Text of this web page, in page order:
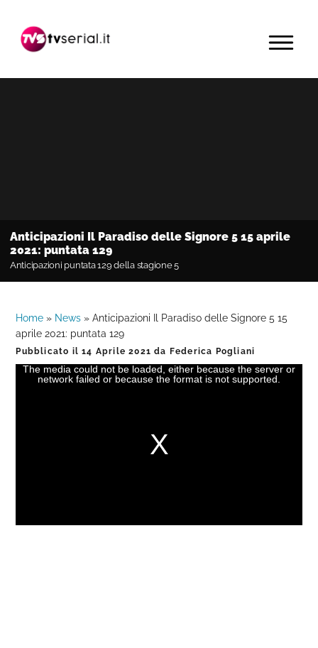
navigazione
contenuto
barra
primaria
MENU
Anticipazioni Il Paradiso delle Signore 5 15 aprile
2021: puntata 129
Anticipazioni puntata 129 della stagione 5
Home » News »Anticipazioni Il Paradiso delle Signore 5 15
aprile 2021: puntata 129
Pubblicato il14 Aprile 2021 da Federica Pogliani
The media could not be loaded, either because the server or
network failed or because the format is not supported.